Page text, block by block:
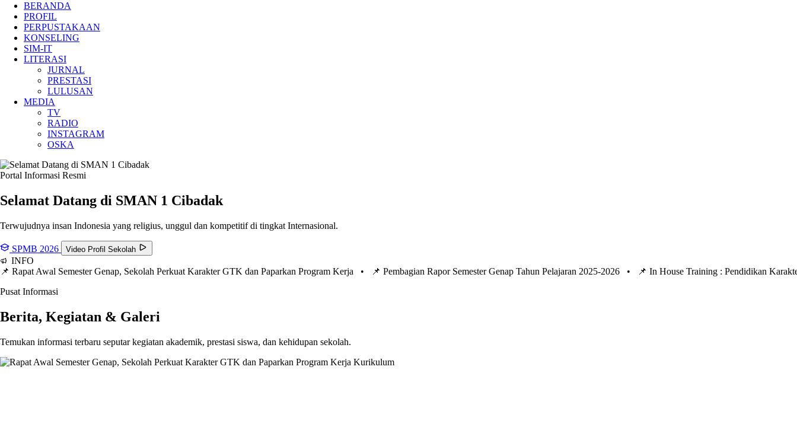
BERANDA
PROFIL
PERPUSTAKAAN
KONSELING
SIM-IT
LITERASI
JURNAL
PRESTASI
LULUSAN
MEDIA
TV
RADIO
INSTAGRAM
OSKA
Portal Informasi Resmi
Selamat Datang di SMAN 1 Cibadak
Terwujudnya insan Indonesia yang religius, unggul dan kompetitif di tingkat Internasional.
SPMB 2026 Video Profil Sekolah
INFO
📌 Rapat Awal Semester Genap, Sekolah Perkuat Karakter GTK dan Paparkan Program Kerja •
📌 Pembagian Rapor Semester Genap Tahun Pelajaran 2025-2026 •
📌 In House Training : Pendidikan
Pusat Informasi
Berita, Kegiatan & Galeri
Temukan informasi terbaru seputar kegiatan akademik, prestasi siswa, dan kehidupan sekolah.
Kurikulum